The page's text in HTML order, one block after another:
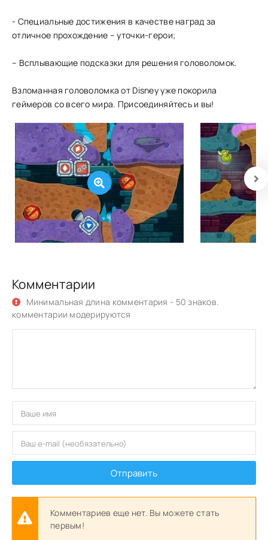
- Специальные достижения в качестве наград за
отличное прохождение – уточки-герои;
– Всплывающие подсказки для решения головоломок.
Взломанная головоломка от Disney уже покорила
геймеров со всего мира. Присоединяйтесь и вы!
Комментарии
Минимальная длина комментария - 50 знаков.
комментарии модерируются
Отправить
Комментариев еще нет. Вы можете стать
первым!